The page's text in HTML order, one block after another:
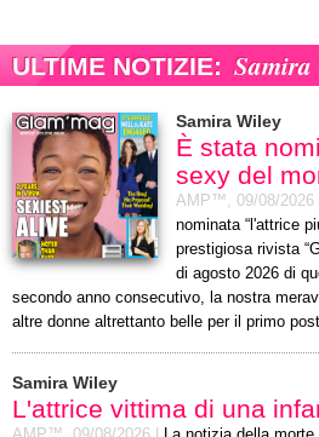
ULTIME NOTIZIE: Samira
Samira Wiley
È stata
sexy del
AMP™, 09/08/2026
nominata “l'attrice
prestigiosa rivista
di agosto 2026 di
secondo anno consecutivo, la nostra
altre donne altrettanto belle per il primo
Samira Wiley
L'attrice vittima di una